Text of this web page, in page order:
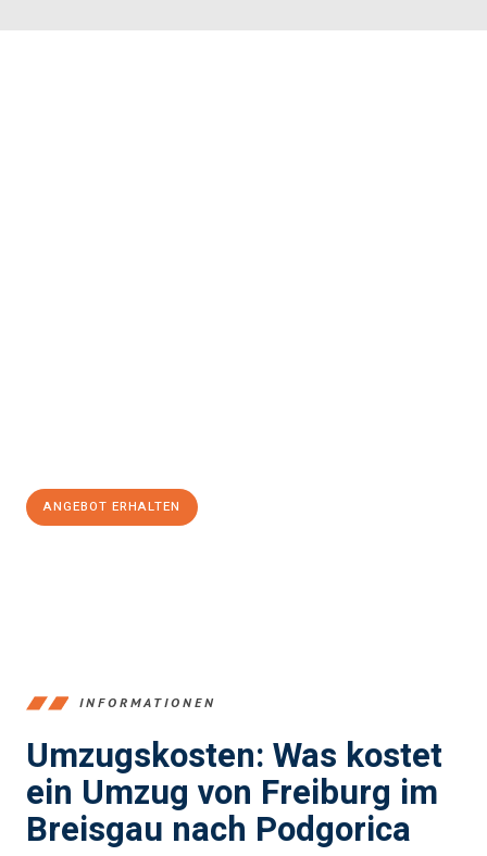
ANGEBOT ERHALTEN
INFORMATIONEN
Umzugskosten: Was kostet
ein Umzug von Freiburg im
Breisgau nach Podgorica